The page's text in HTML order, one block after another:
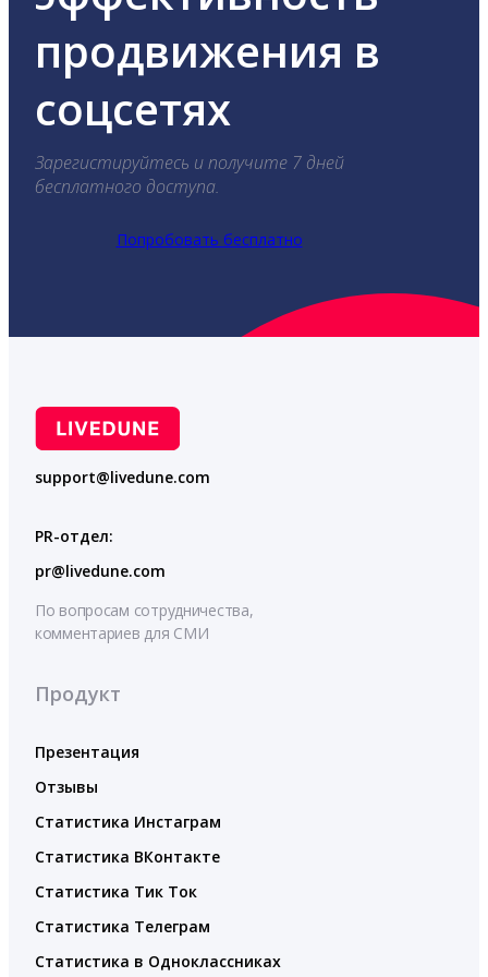
продвижения в
соцсетях
Зарегистируйтесь и получите 7 дней
бесплатного доступа.
Попробовать бесплатно
support@livedune.com
PR-отдел:
pr@livedune.com
По вопросам сотрудничества,
комментариев для СМИ
Продукт
Презентация
Отзывы
Статистика Инстаграм
Статистика ВКонтакте
Статистика Тик Ток
Статистика Телеграм
Статистика в Одноклассниках